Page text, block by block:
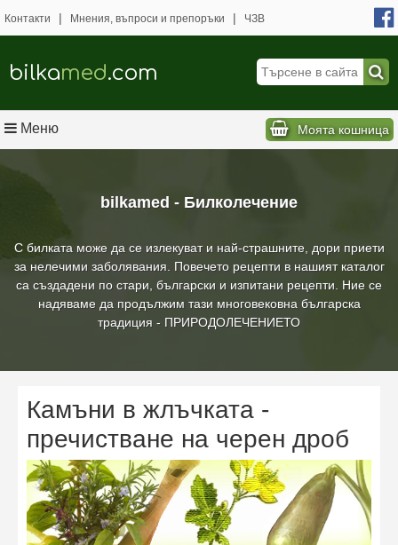
bilkamed - Билколечение
С билката може да се излекуват и най-страшните, дори приети
за нелечими заболявания. Повечето рецепти в нашият каталог
са създадени по стари, български и изпитани рецепти. Ние се
надяваме да продължим тази многовековна българска
традиция - ПРИРОДОЛЕЧЕНИЕТО
Контакти | Мнения, въпроси и препоръки | ЧЗВ
bilkamed.com
Меню Моята кошница
Камъни в жлъчката -
пречистване на черен дроб